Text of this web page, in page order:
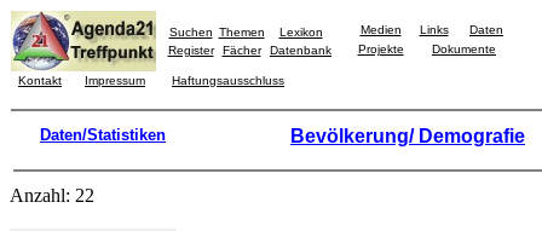
Suchen Themen
Lexikon
Register
Fächer Datenbank
Medien Links
Daten
Projekte
Dokumente
Kontakt Impressum Haftungsausschluss
Daten/Statistiken Bevölkerung/ Demografie
Anzahl: 22